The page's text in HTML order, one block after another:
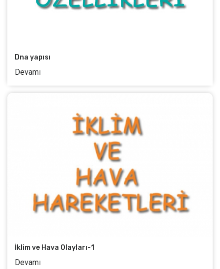
Dna yapısı
Devamı
İklim ve Hava Olayları-1
Devamı